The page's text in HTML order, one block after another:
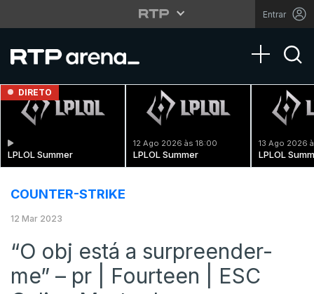
Entrar
Toggle
DIRETO
LPLOL Summer
12 Ago 2026 às 18:00
LPLOL Summer
13 Ago 2026
LPLOL
COUNTER-STRIKE
12 Mar 2023
“O obj está a surpreender-
me” – pr | Fourteen | ESC